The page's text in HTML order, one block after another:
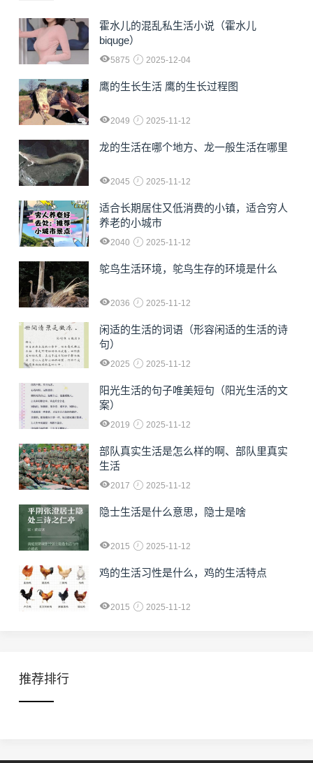
霍水儿的混乱私生活小说（霍水儿
biquge）
5875 2025-12-04
鹰的生长生活 鹰的生长过程图
2049 2025-11-12
龙的生活在哪个地方、龙一般生活在哪里
2045 2025-11-12
适合长期居住又低消费的小镇，适合穷人
养老的小城市
2040 2025-11-12
鸵鸟生活环境，鸵鸟生存的环境是什么
2036 2025-11-12
闲适的生活的词语（形容闲适的生活的诗
句）
2025 2025-11-12
阳光生活的句子唯美短句（阳光生活的文
案）
2019 2025-11-12
部队真实生活是怎么样的啊、部队里真实
生活
2017 2025-11-12
隐士生活是什么意思，隐士是啥
2015 2025-11-12
鸡的生活习性是什么，鸡的生活特点
2015 2025-11-12
推荐排行